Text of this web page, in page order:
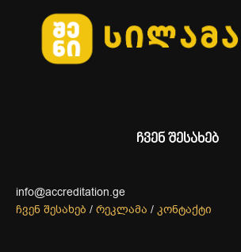
ჩვენ შესახებ
info@accreditation.ge
ჩვენ შესახებ / რეკლამა / კონტაქტი